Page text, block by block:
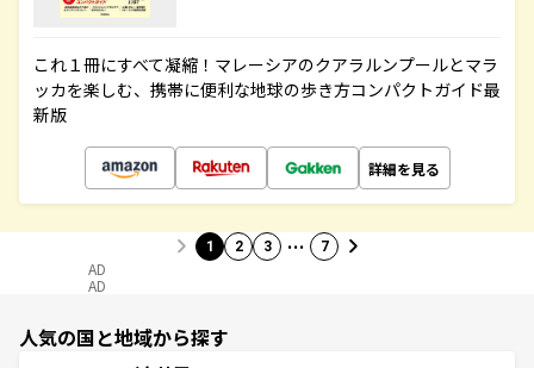
これ１冊にすべて凝縮！マレーシアのクアラルンプールとマラ
ッカを楽しむ、携帯に便利な地球の歩き方コンパクトガイド最
新版
詳細を見る
1 2 3 … 7
AD
AD
人気の国と地域から探す